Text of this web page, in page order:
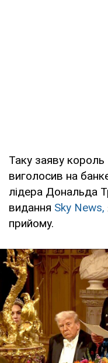
Таку заяву король
виголосив на
лідера Дональда
видання Sky News,
прийому.